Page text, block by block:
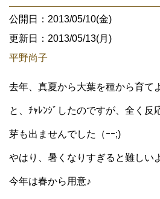
公開日：2013/05/10(金)
更新日：2013/05/13(月)
平野尚子
去年、真夏から大葉を種から育て
と、ﾁｬﾚﾝｼﾞしたのですが、全く反
芽も出ませんでした（ｰｰ;)
やはり、暑くなりすぎると難しい
今年は春から用意♪